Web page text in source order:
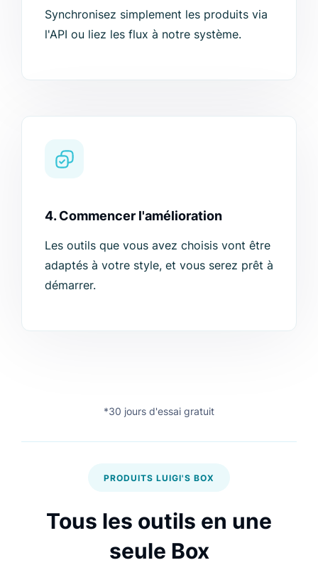
Synchronisez simplement les produits via
l'API ou liez les flux à notre système.
4. Commencer l'amélioration
Les outils que vous avez choisis vont être
adaptés à votre style, et vous serez prêt à
démarrer.
*30 jours d'essai gratuit
PRODUITS LUIGI'S BOX
Tous les outils en une
seule Box